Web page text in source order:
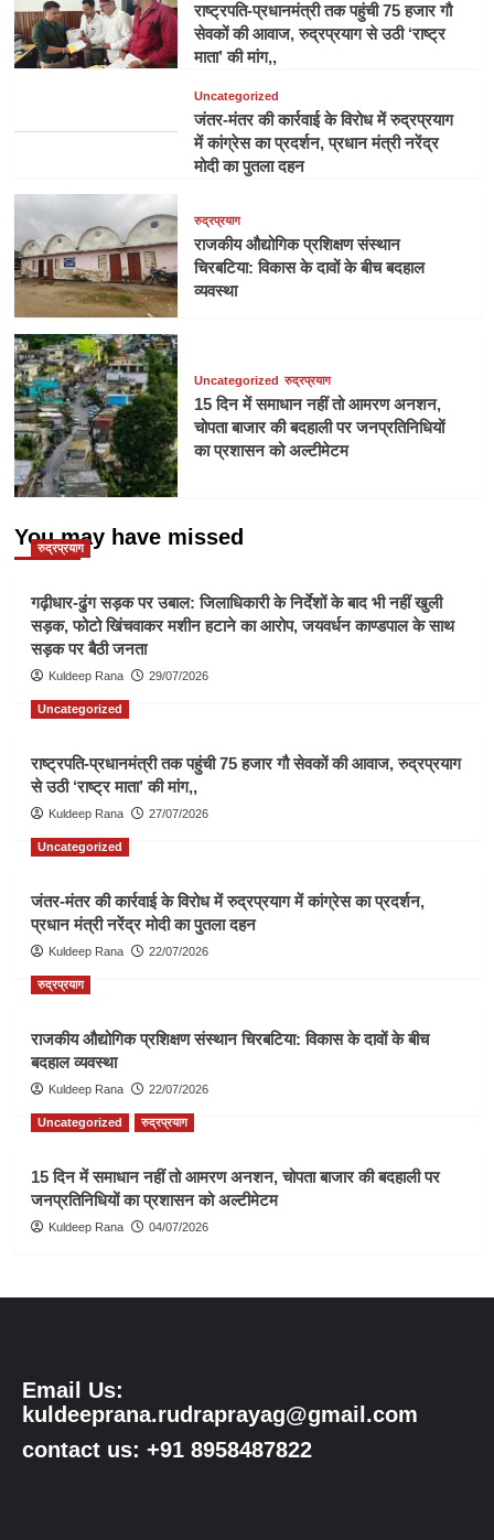
राष्ट्रपति-प्रधानमंत्री तक पहुंची 75 हजार गौ
सेवकों की आवाज, रुद्रप्रयाग से उठी ‘राष्ट्र
माता’ की मांग,,
Uncategorized
जंतर-मंतर की कार्रवाई के विरोध में रुद्रप्रयाग
में कांग्रेस का प्रदर्शन, प्रधान मंत्री नरेंद्र
मोदी का पुतला दहन
रुद्रप्रयाग
राजकीय औद्योगिक प्रशिक्षण संस्थान
चिरबटिया: विकास के दावों के बीच बदहाल
व्यवस्था
Uncategorized रुद्रप्रयाग
15 दिन में समाधान नहीं तो आमरण अनशन,
चोपता बाजार की बदहाली पर जनप्रतिनिधियों
का प्रशासन को अल्टीमेटम
You may have missed
रुद्रप्रयाग
गढ़ीधार-ढुंग सड़क पर उबाल: जिलाधिकारी के निर्देशों के बाद भी नहीं खुली
सड़क, फोटो खिंचवाकर मशीन हटाने का आरोप, जयवर्धन काण्डपाल के साथ
सड़क पर बैठी जनता
Kuldeep Rana 29/07/2026
Uncategorized
राष्ट्रपति-प्रधानमंत्री तक पहुंची 75 हजार गौ सेवकों की आवाज, रुद्रप्रयाग
से उठी ‘राष्ट्र माता’ की मांग,,
Kuldeep Rana 27/07/2026
Uncategorized
जंतर-मंतर की कार्रवाई के विरोध में रुद्रप्रयाग में कांग्रेस का प्रदर्शन,
प्रधान मंत्री नरेंद्र मोदी का पुतला दहन
Kuldeep Rana 22/07/2026
रुद्रप्रयाग
राजकीय औद्योगिक प्रशिक्षण संस्थान चिरबटिया: विकास के दावों के बीच
बदहाल व्यवस्था
Kuldeep Rana 22/07/2026
Uncategorized रुद्रप्रयाग
15 दिन में समाधान नहीं तो आमरण अनशन, चोपता बाजार की बदहाली पर
जनप्रतिनिधियों का प्रशासन को अल्टीमेटम
Kuldeep Rana 04/07/2026
Email Us:
kuldeeprana.rudraprayag@gmail.com
contact us: +91 8958487822